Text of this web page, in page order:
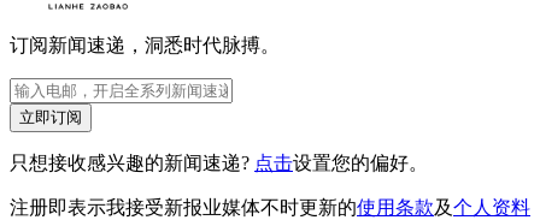
订阅新闻速递，洞悉时代脉搏。
立即订阅
只想接收感兴趣的新闻速递? 点击设置您的偏好。
注册即表示我接受新报业媒体不时更新的使用条款及个人资料